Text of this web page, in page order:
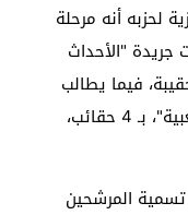
لحزبه أنه مرحلة
"الأحداث
أن حزب بنكيران سيتولى 17 حقيبة، فيما يطالب
"الاستقلال"، بـ 9 حقايب، و"الحركة الشعبية"، بـ 4 حقائب،
المرشحين